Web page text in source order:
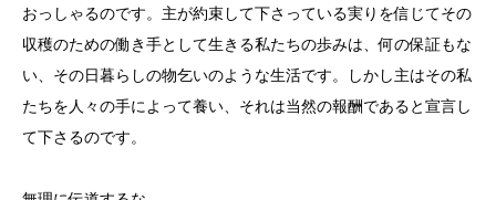
おっしゃるのです。主が約束して下さっている実りを信じてその
収穫のための働き手として生きる私たちの歩みは、何の保証もな
い、その日暮らしの物乞いのような生活です。しかし主はその私
たちを人々の手によって養い、それは当然の報酬であると宣言し
て下さるのです。